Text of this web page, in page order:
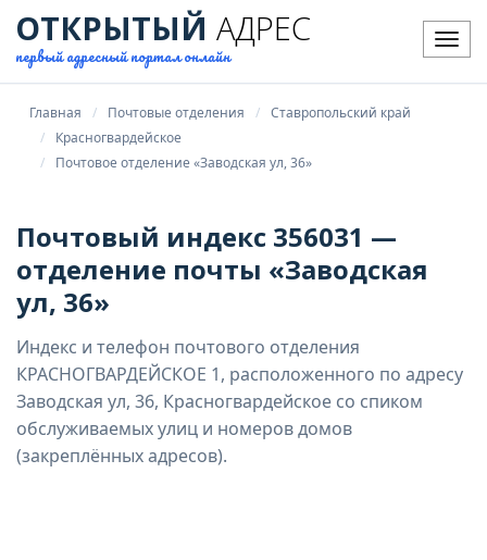
ОТКРЫТЫЙ АДРЕС
первый адресный портал онлайн
Главная Почтовые отделения
Ставропольский край
Красногвардейское
Почтовое отделение «Заводская ул, 36»
Почтовый индекс 356031 —
отделение почты «Заводская
ул, 36»
Индекс и телефон почтового отделения
КРАСНОГВАРДЕЙСКОЕ 1, расположенного по адресу
Заводская ул, 36, Красногвардейское со спиком
обслуживаемых улиц и номеров домов
(закреплённых адресов).